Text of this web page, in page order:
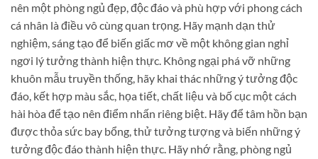
nên một phòng ngủ đẹp, độc đáo và phù hợp với phong cách
cá nhân là điều vô cùng quan trọng. Hãy mạnh dạn thử
nghiệm, sáng tạo để biến giấc mơ về một không gian nghỉ
ngơi lý tưởng thành hiện thực. Không ngại phá vỡ những
khuôn mẫu truyền thống, hãy khai thác những ý tưởng độc
đáo, kết hợp màu sắc, họa tiết, chất liệu và bố cục một cách
hài hòa để tạo nên điểm nhấn riêng biệt. Hãy để tâm hồn bạn
được thỏa sức bay bổng, thử tưởng tượng và biến những ý
tưởng độc đáo thành hiện thực. Hãy nhớ rằng, phòng ngủ